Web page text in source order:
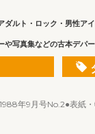
ダルト・ロック・男性ア
や写真集などの古本デパ
年9月号No.2●表紙